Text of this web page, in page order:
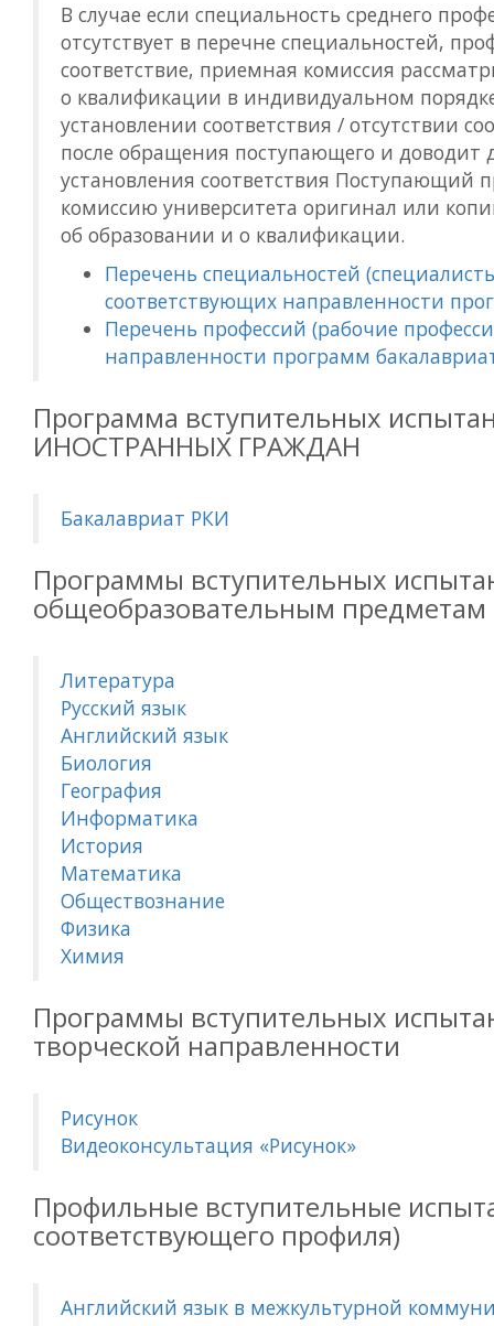
В случае если специальность среднего
отсутствует в перечне специальностей,
соответствие, приемная комиссия
о квалификации в индивидуальном
установлении соответствия / отсутствии
после обращения поступающего и доводит
установления соответствия Поступающий
комиссию университета оригинал или
об образовании и о квалификации.
Перечень специальностей
соответствующих направленности
Перечень профессий (рабочие
направленности программ
Программа вступительных
ИНОСТРАННЫХ ГРАЖДАН
Бакалавриат РКИ
Программы вступительных
общеобразовательным предметам
Литература
Русский язык
Английский язык
Биология
География
Информатика
История
Математика
Обществознание
Физика
Химия
Программы вступительных
творческой направленности
Рисунок
Видеоконсультация «Рисунок»
Профильные вступительные
соответствующего профиля)
Английский язык в межкультурной